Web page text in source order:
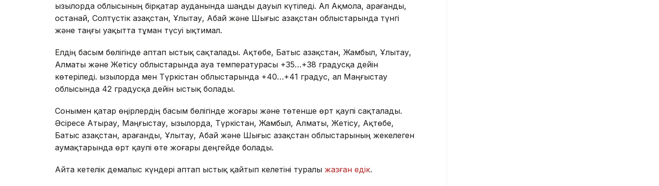
Қызылорда облысының бірқатар ауданында шаңды дауыл күтіледі. Ал Ақмола, Қарағанды,
Қостанай, Солтүстік Қазақстан, Ұлытау, Абай және Шығыс Қазақстан облыстарында түнгі
және таңғы уақытта тұман түсуі ықтимал.
Елдің басым бөлігінде аптап ыстық сақталады. Ақтөбе, Батыс Қазақстан, Жамбыл, Ұлытау,
Алматы және Жетісу облыстарында ауа температурасы +35…+38 градусқа дейін
көтеріледі. Қызылорда мен Түркістан облыстарында +40…+41 градус, ал Маңғыстау
облысында 42 градусқа дейін ыстық болады.
Сонымен қатар өңірлердің басым бөлігінде жоғары және төтенше өрт қаупі сақталады.
Әсіресе Атырау, Маңғыстау, Қызылорда, Түркістан, Жамбыл, Алматы, Жетісу, Ақтөбе,
Батыс Қазақстан, Қарағанды, Ұлытау, Абай және Шығыс Қазақстан облыстарының жекелеген
аумақтарында өрт қаупі өте жоғары деңгейде болады.
Айта кетелік демалыс күндері аптап ыстық қайтып келетіні туралы жазған едік.